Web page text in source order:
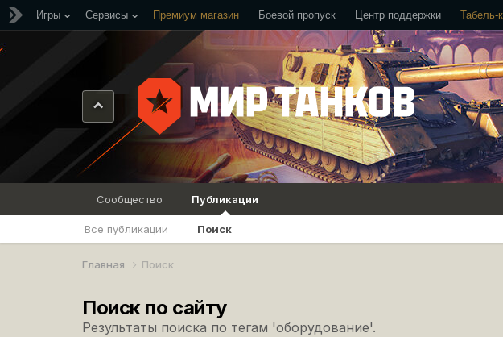
Игры Сервисы Премиум магазин Боевой пропуск Центр поддержки Табель-
Сообщество Публикации
Все публикации Поиск
Главная Поиск
Поиск по сайту
Результаты поиска по тегам 'оборудование'.